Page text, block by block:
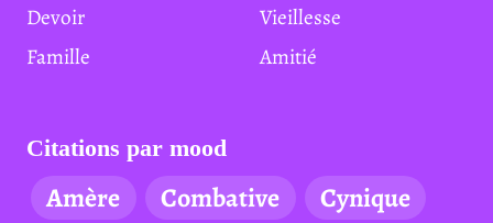
Devoir
Vieillesse
Famille
Amitié
Citations par mood
Amère Combative
Cynique